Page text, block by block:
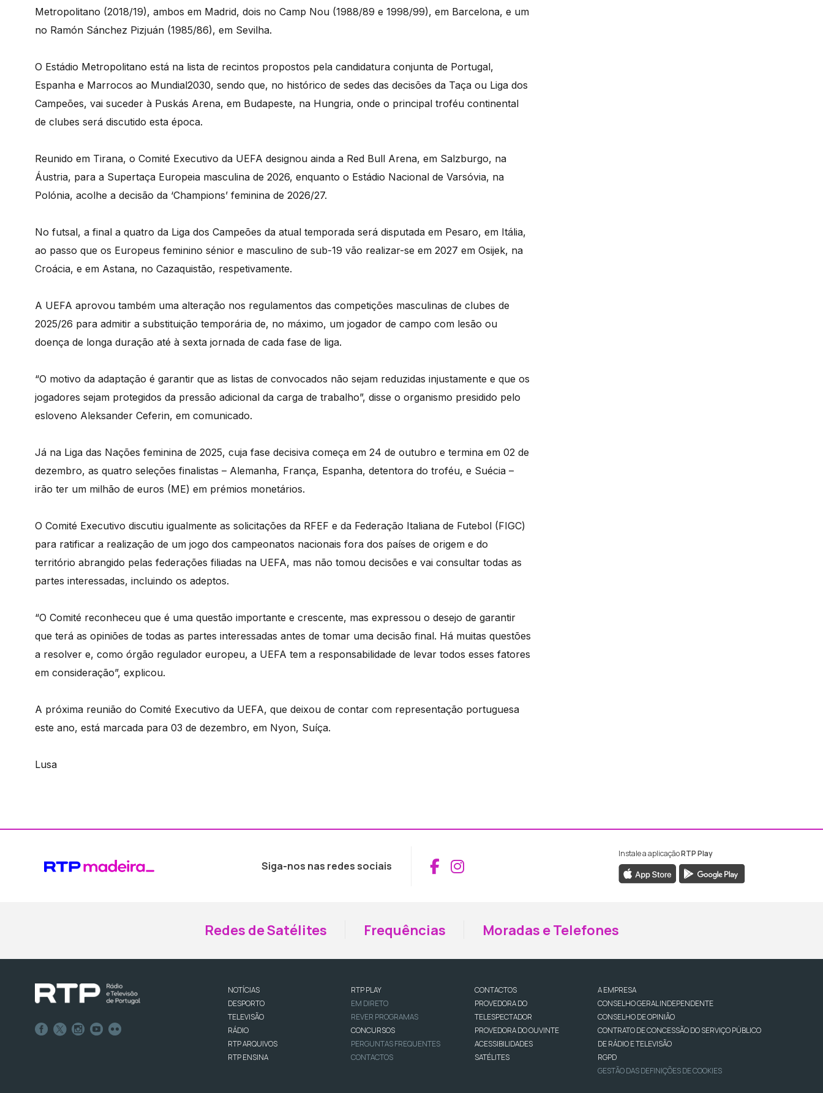
Metropolitano (2018/19), ambos em Madrid, dois no Camp Nou (1988/89 e 1998/99), em Barcelona, e um
no Ramón Sánchez Pizjuán (1985/86), em Sevilha.
O Estádio Metropolitano está na lista de recintos propostos pela candidatura conjunta de Portugal,
Espanha e Marrocos ao Mundial2030, sendo que, no histórico de sedes das decisões da Taça ou Liga dos
Campeões, vai suceder à Puskás Arena, em Budapeste, na Hungria, onde o principal troféu continental
de clubes será discutido esta época.
Reunido em Tirana, o Comité Executivo da UEFA designou ainda a Red Bull Arena, em Salzburgo, na
Áustria, para a Supertaça Europeia masculina de 2026, enquanto o Estádio Nacional de Varsóvia, na
Polónia, acolhe a decisão da ‘Champions’ feminina de 2026/27.
No futsal, a final a quatro da Liga dos Campeões da atual temporada será disputada em Pesaro, em Itália,
ao passo que os Europeus feminino sénior e masculino de sub-19 vão realizar-se em 2027 em Osijek, na
Croácia, e em Astana, no Cazaquistão, respetivamente.
A UEFA aprovou também uma alteração nos regulamentos das competições masculinas de clubes de
2025/26 para admitir a substituição temporária de, no máximo, um jogador de campo com lesão ou
doença de longa duração até à sexta jornada de cada fase de liga.
“O motivo da adaptação é garantir que as listas de convocados não sejam reduzidas injustamente e que os
jogadores sejam protegidos da pressão adicional da carga de trabalho”, disse o organismo presidido pelo
esloveno Aleksander Ceferin, em comunicado.
Já na Liga das Nações feminina de 2025, cuja fase decisiva começa em 24 de outubro e termina em 02 de
dezembro, as quatro seleções finalistas – Alemanha, França, Espanha, detentora do troféu, e Suécia –
irão ter um milhão de euros (ME) em prémios monetários.
O Comité Executivo discutiu igualmente as solicitações da RFEF e da Federação Italiana de Futebol (FIGC)
para ratificar a realização de um jogo dos campeonatos nacionais fora dos países de origem e do
território abrangido pelas federações filiadas na UEFA, mas não tomou decisões e vai consultar todas as
partes interessadas, incluindo os adeptos.
“O Comité reconheceu que é uma questão importante e crescente, mas expressou o desejo de garantir
que terá as opiniões de todas as partes interessadas antes de tomar uma decisão final. Há muitas questões
a resolver e, como órgão regulador europeu, a UEFA tem a responsabilidade de levar todos esses fatores
em consideração”, explicou.
A próxima reunião do Comité Executivo da UEFA, que deixou de contar com representação portuguesa
este ano, está marcada para 03 de dezembro, em Nyon, Suíça.
Lusa
Siga-nos nas redes sociais Aceder ao Facebook da RTP Madeira
Aceder ao Instagram da RTP Madeira
Instale a aplicaçãoRTP Play
Redes de Satélites Frequências Moradas e Telefones
NOTÍCIAS
DESPORTO
TELEVISÃO
RÁDIO
RTP ARQUIVOS
RTP ENSINA
RTP PLAY
EM DIRETO
REVER PROGRAMAS
CONCURSOS
PERGUNTAS FREQUENTES
CONTACTOS
CONTACTOS
PROVEDORA DO
TELESPECTADOR
PROVEDORA DO OUVINTE
ACESSIBILIDADES
SATÉLITES
A EMPRESA
CONSELHO GERAL INDEPENDENTE
CONSELHO DE OPINIÃO
CONTRATO DE CONCESSÃO DO SERVIÇO PÚBLICO
DE RÁDIO E TELEVISÃO
RGPD
GESTÃO DAS DEFINIÇÕES DE COOKIES